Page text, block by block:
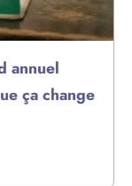
annuel
ça change